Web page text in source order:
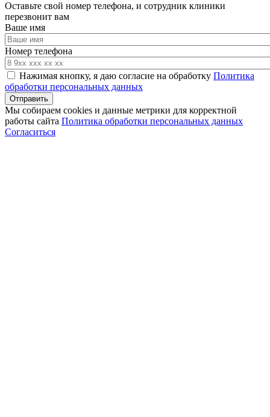
Оставьте свой номер телефона, и сотрудник клиники
перезвонит вам
Ваше имя
Номер телефона
Нажимая кнопку, я даю согласие на обработку Политика
обработки персональных данных
Мы собираем cookies и данные метрики для корректной
работы сайта Политика обработки персональных данных
Согласиться